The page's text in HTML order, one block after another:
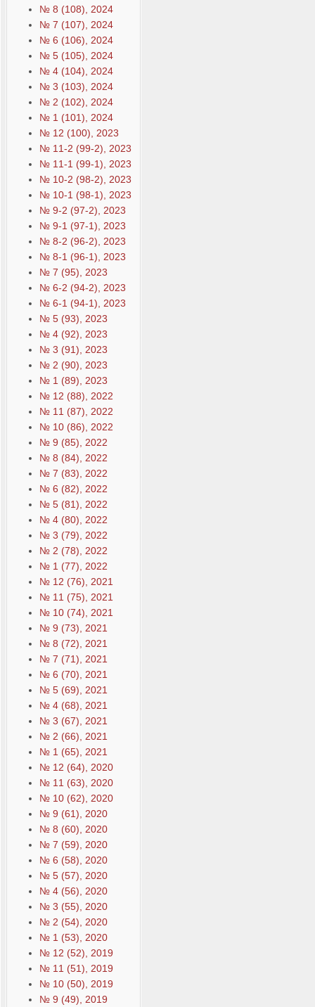
№ 8 (108), 2024
№ 7 (107), 2024
№ 6 (106), 2024
№ 5 (105), 2024
№ 4 (104), 2024
№ 3 (103), 2024
№ 2 (102), 2024
№ 1 (101), 2024
№ 12 (100), 2023
№ 11-2 (99-2), 2023
№ 11-1 (99-1), 2023
№ 10-2 (98-2), 2023
№ 10-1 (98-1), 2023
№ 9-2 (97-2), 2023
№ 9-1 (97-1), 2023
№ 8-2 (96-2), 2023
№ 8-1 (96-1), 2023
№ 7 (95), 2023
№ 6-2 (94-2), 2023
№ 6-1 (94-1), 2023
№ 5 (93), 2023
№ 4 (92), 2023
№ 3 (91), 2023
№ 2 (90), 2023
№ 1 (89), 2023
№ 12 (88), 2022
№ 11 (87), 2022
№ 10 (86), 2022
№ 9 (85), 2022
№ 8 (84), 2022
№ 7 (83), 2022
№ 6 (82), 2022
№ 5 (81), 2022
№ 4 (80), 2022
№ 3 (79), 2022
№ 2 (78), 2022
№ 1 (77), 2022
№ 12 (76), 2021
№ 11 (75), 2021
№ 10 (74), 2021
№ 9 (73), 2021
№ 8 (72), 2021
№ 7 (71), 2021
№ 6 (70), 2021
№ 5 (69), 2021
№ 4 (68), 2021
№ 3 (67), 2021
№ 2 (66), 2021
№ 1 (65), 2021
№ 12 (64), 2020
№ 11 (63), 2020
№ 10 (62), 2020
№ 9 (61), 2020
№ 8 (60), 2020
№ 7 (59), 2020
№ 6 (58), 2020
№ 5 (57), 2020
№ 4 (56), 2020
№ 3 (55), 2020
№ 2 (54), 2020
№ 1 (53), 2020
№ 12 (52), 2019
№ 11 (51), 2019
№ 10 (50), 2019
№ 9 (49), 2019